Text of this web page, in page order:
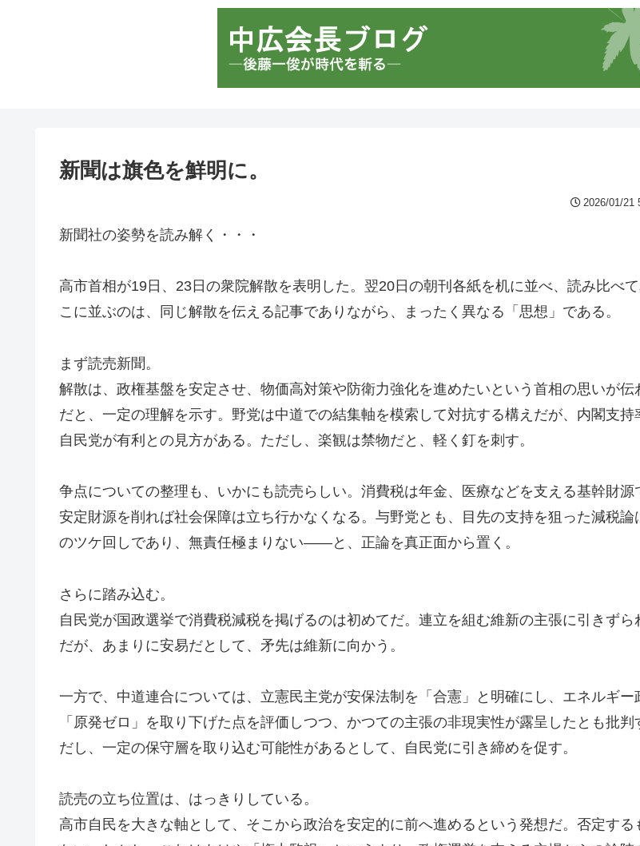
新聞は旗色を鮮明に。
2026/01/21
新聞社の姿勢を読み解く・・・
高市首相が19日、23日の衆院解散を表明した。翌20日の朝刊各紙を机に並べ、読み比べ
こに並ぶのは、同じ解散を伝える記事でありながら、まったく異なる「思想」である。
まず読売新聞。
解散は、政権基盤を安定させ、物価高対策や防衛力強化を進めたいという首相の思いが伝
だと、一定の理解を示す。野党は中道での結集軸を模索して対抗する構えだが、内閣支持
自民党が有利との見方がある。ただし、楽観は禁物だと、軽く釘を刺す。
争点についての整理も、いかにも読売らしい。消費税は年金、医療などを支える基幹財源
安定財源を削れば社会保障は立ち行かなくなる。与野党とも、目先の支持を狙った減税論
のツケ回しであり、無責任極まりない――と、正論を真正面から置く。
さらに踏み込む。
自民党が国政選挙で消費税減税を掲げるのは初めてだ。連立を組む維新の主張に引きずら
だが、あまりに安易だとして、矛先は維新に向かう。
一方で、中道連合については、立憲民主党が安保法制を「合憲」と明確にし、エネルギー
「原発ゼロ」を取り下げた点を評価しつつ、かつての主張の非現実性が露呈したとも批判
だし、一定の保守層を取り込む可能性があるとして、自民党に引き締めを促す。
読売の立ち位置は、はっきりしている。
高市自民を大きな軸として、そこから政治を安定的に前へ進めるという発想だ。否定する